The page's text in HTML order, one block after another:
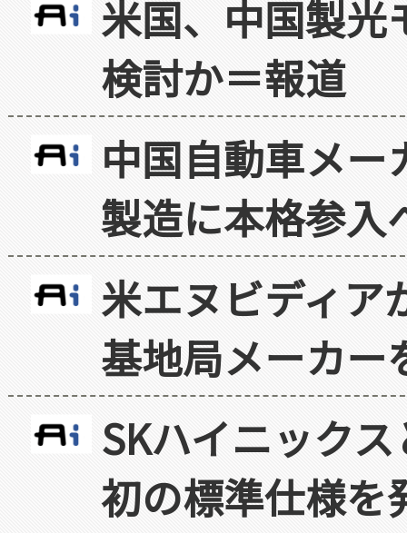
米国、中国製光
検討か＝報道
中国自動車メ
製造に本格参入
米エヌビディア
基地局メーカー
SKハイニック
初の標準仕様を